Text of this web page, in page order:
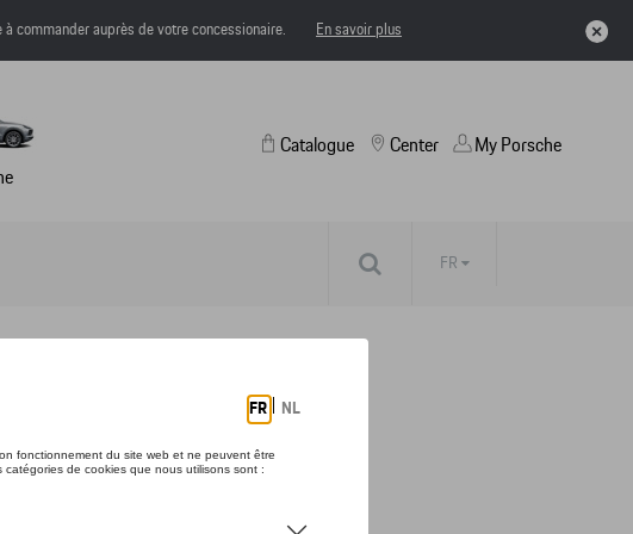
commander auprès de votre concessionaire. En savoir plus
Catalogue Center My Porsche
FR